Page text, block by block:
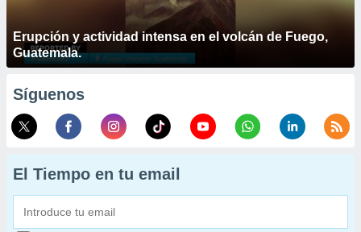
Erupción y actividad intensa en el volcán de Fuego,
Guatemala.
Síguenos
El Tiempo en tu email